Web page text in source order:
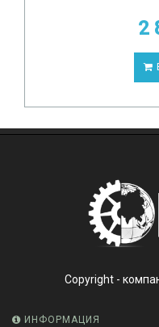
2
Copyright -
ИНФОРМАЦИЯ